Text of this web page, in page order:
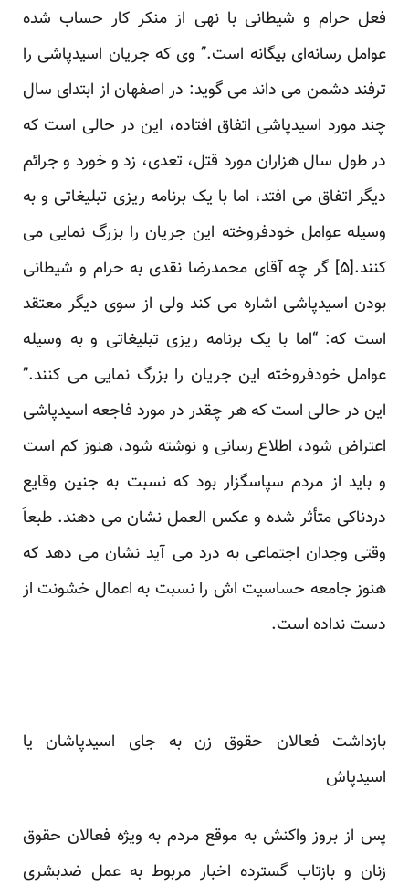
فعل حرام و شیطانی با نهی از منکر کار حساب شده
عوامل رسانه‌ای بیگانه است.” وی که جریان اسیدپاشی را
ترفند دشمن می داند می گوید: در اصفهان از ابتدای سال
چند مورد اسیدپاشی اتفاق افتاده، این در حالی است که
در طول سال هزاران مورد قتل، تعدی، زد و خورد و جرائم
دیگر اتفاق می افتد، اما با یک برنامه ریزی تبلیغاتی و به
وسیله عوامل خودفروخته این جریان را بزرگ نمایی می
کنند.[۵] گر چه آقای محمدرضا نقدی به حرام و شیطانی
بودن اسیدپاشی اشاره می کند ولی از سوی دیگر معتقد
است که: “اما با یک برنامه ریزی تبلیغاتی و به وسیله
عوامل خودفروخته این جریان را بزرگ نمایی می کنند.”
این در حالی است که هر چقدر در مورد فاجعه اسیدپاشی
اعتراض شود، اطلاع رسانی و نوشته شود، هنوز کم است
و باید از مردم سپاسگزار بود که نسبت به جنین وقایع
دردناکی متأثر شده و عکس العمل نشان می دهند. طبعاَ
وقتی وجدان اجتماعی به درد می آید نشان می دهد که
هنوز جامعه حساسیت اش را نسبت به اعمال خشونت از
دست نداده است.
بازداشت فعالان حقوق زن به جای اسیدپاشان یا
اسیدپاش
پس از بروز واکنش به موقع مردم به ویژه فعالان حقوق
زنان و بازتاب گسترده اخبار مربوط به عمل ضدبشری